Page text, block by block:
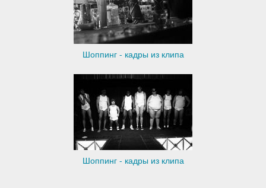
Шоппинг - кадры из клипа
Шоппинг - кадры из клипа